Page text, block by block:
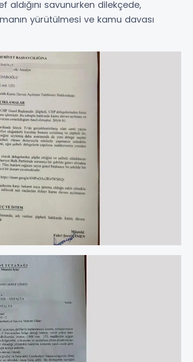
savunurken dilekçede,
yürütülmesi ve kamu davası